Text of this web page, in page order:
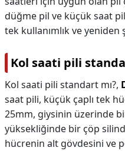
düğme pil ve küçük saat
tek kullanımlık ve
Kol saati pili
Kol saati pili standart mı?,
saat pili, küçük çaplı tek
25mm, giysinin üzerinde
yüksekliğinde bir çöp
hücrenin alt gövdesini ve